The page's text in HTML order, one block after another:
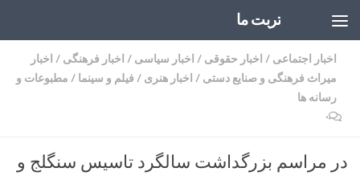
تربت ما
اخبار اجتماعی / اخبار حقوقی / اخبار سیاسی / اخبار فرهنگی / اخبار
میراث فرهنگی و صنایع دستی / اخبار هنری / فیلم و سینما / مطبوعات و
رسانه ها
۰
در مراسم بزرگداشت سالگرد تاسیس سنگلج و